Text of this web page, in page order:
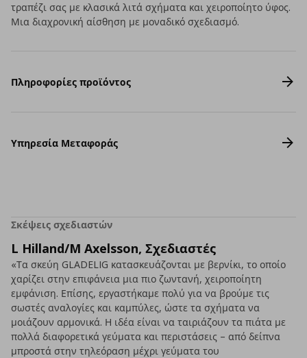
τραπέζι σας με κλασικά λιτά σχήματα και χειροποίητο ύφος.
Μια διαχρονική αίσθηση με μοναδικό σχεδιασμό.
Πληροφορίες προϊόντος
Υπηρεσία Μεταφοράς
Σκέψεις σχεδιαστών
L Hilland/M Axelsson, Σχεδιαστές
«Τα σκεύη GLADELIG κατασκευάζονται με βερνίκι, το οποίο
χαρίζει στην επιφάνεια μια πιο ζωντανή, χειροποίητη
εμφάνιση. Επίσης, εργαστήκαμε πολύ για να βρούμε τις
σωστές αναλογίες και καμπύλες, ώστε τα σχήματα να
μοιάζουν αρμονικά. Η ιδέα είναι να ταιριάζουν τα πιάτα με
πολλά διαφορετικά γεύματα και περιστάσεις – από δείπνα
μπροστά στην τηλεόραση μέχρι γεύματα του